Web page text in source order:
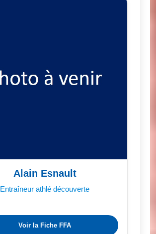
Alain Esnault
Entraîneur athlé découverte
Voir la Fiche FFA